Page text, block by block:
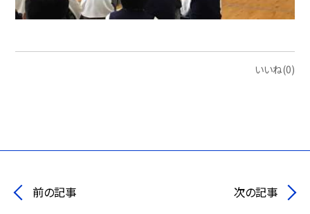
いいね(0)
前の記事 次の記事